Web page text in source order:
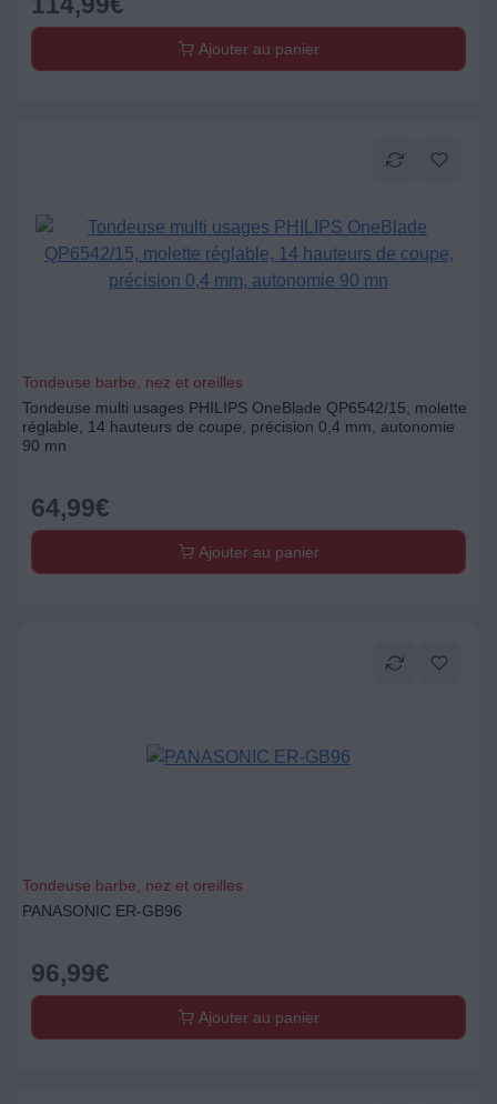
Ajouter au panier
Tondeuse barbe, nez et oreilles
Tondeuse multi usages PHILIPS OneBlade QP6542/15, molette
réglable, 14 hauteurs de coupe, précision 0,4 mm, autonomie
90 mn
64,99€
Ajouter au panier
Tondeuse barbe, nez et oreilles
PANASONIC ER-GB96
96,99€
Ajouter au panier